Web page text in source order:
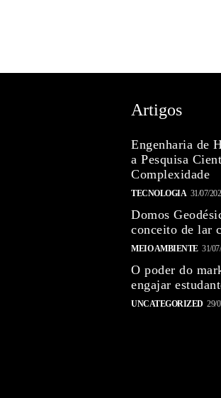
Artigos
Engenharia de
a Pesquisa
Complexidade
TECNOLOGIA 31/07/
Domos
conceito de lar
MEIO AMBIENTE 31/
O poder do
engajar
UNCATEGORIZED 29/